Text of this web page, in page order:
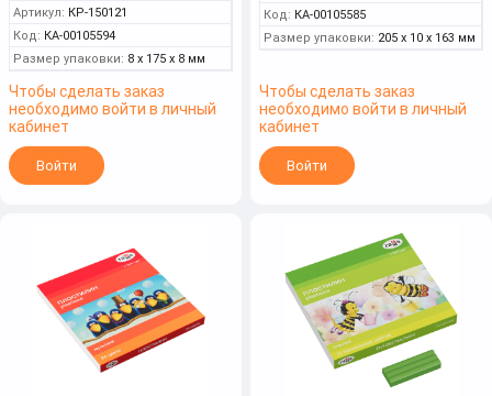
Артикул: КР-150121
Код: КА-00105594
Размер упаковки: 8 x 175 x 8 мм
Чтобы сделать заказ
необходимо войти в личный
кабинет
Войти
Код: КА-00105585
Размер упаковки: 205 x 10 x 163 мм
Чтобы сделать заказ
необходимо войти в личный
кабинет
Войти